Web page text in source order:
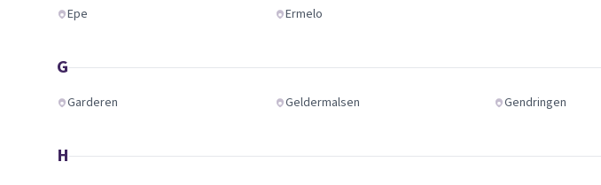
Epe
Ermelo
G
Garderen Geldermalsen Gendringen
H